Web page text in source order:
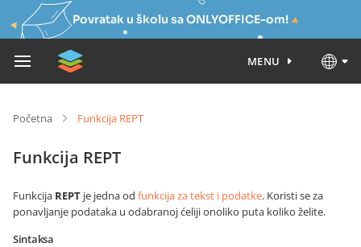
Povratak u školu sa ONLYOFFICE-om!
MENU
Početna Funkcija REPT
Funkcija REPT
Funkcija REPT je jedna od funkcija za tekst i podatke. Koristi se za
ponavljanje podataka u odabranoj ćeliji onoliko puta koliko želite.
Sintaksa